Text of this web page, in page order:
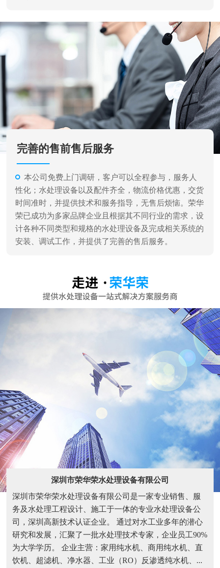
完善的售前售后服务
本公司免费上门调研，客户可以全程参与，服务人
性化；水处理设备以及配件齐全，物流价格优惠，交货
时间准时，并提供技术和服务指导，无售后烦恼。荣华
荣已成功为多家品牌企业且根据其不同行业的需求，设
计各种不同类型和规格的水处理设备及完成相关系统的
安装、调试工作，并提供了完善的售后服务。
深圳市荣华荣水处理设备有限公司
深圳市荣华荣水处理设备有限公司是一家专业销售、服
务及水处理工程设计、施工于一体的专业水处理设备公
司，深圳高新技术认证企业。 通过对水工业多年的潜心
研究和发展，汇聚了一批水处理技术专家，企业员工90%
为大学学历。 企业主营：家用纯水机、商用纯水机、直
饮机、超滤机、净水器、工业（RO）反渗透纯水机、...